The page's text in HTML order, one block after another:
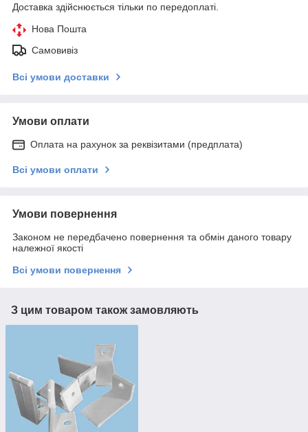
Доставка здійснюється тільки по передоплаті.
Нова Пошта
Самовивіз
Всі умови доставки
Умови оплати
Оплата на рахунок за реквізитами (предплата)
Всі умови оплати
Умови повернення
Законом не передбачено повернення та обмін даного товару
належної якості
Всі умови повернення
З цим товаром також замовляють